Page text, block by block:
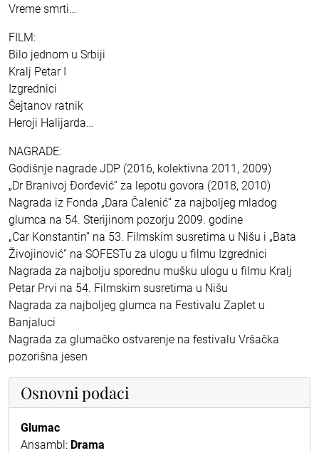
Vreme smrti…
FILM:
Bilo jednom u Srbiji
Kralj Petar I
Izgrednici
Šejtanov ratnik
Heroji Halijarda…
NAGRADE:
Godišnje nagrade JDP (2016, kolektivna 2011, 2009)
„Dr Branivoj Đorđević“ za lepotu govora (2018, 2010)
Nagrada iz Fonda „Dara Čalenić” za najboljeg mladog
glumca na 54. Sterijinom pozorju 2009. godine
„Car Konstantin” na 53. Filmskim susretima u Nišu i „Bata
Živojinović“ na SOFESTu za ulogu u filmu Izgrednici
Nagrada za najbolju sporednu mušku ulogu u filmu Kralj
Petar Prvi na 54. Filmskim susretima u Nišu
Nagrada za najboljeg glumca na Festivalu Zaplet u
Banjaluci
Nagrada za glumačko ostvarenje na festivalu Vršačka
pozorišna jesen
Osnovni podaci
Glumac
Ansambl: Drama